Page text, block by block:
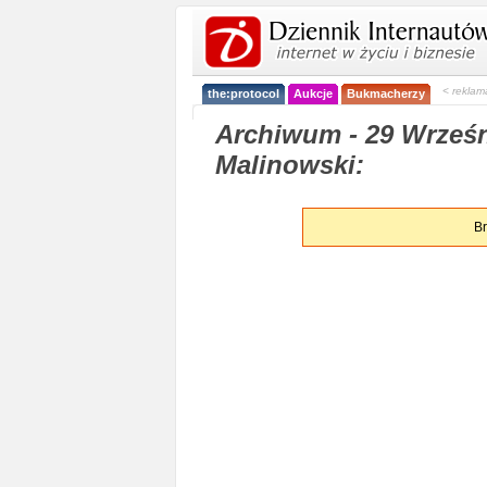
the:protocol Aukcje Bukmacherzy <
Archiwum - 29
Malinowski: